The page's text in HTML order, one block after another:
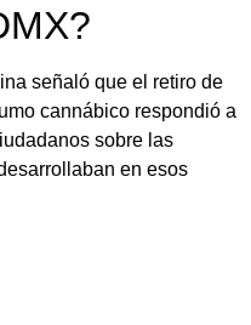
señaló que el retiro de
cannábico respondió a
sobre las
en esos